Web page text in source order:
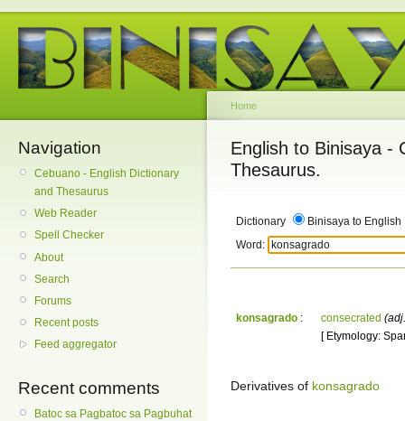
Navigation
Cebuano - English Dictionary
and Thesaurus
Web Reader
Spell Checker
About
Search
Forums
Recent posts
Feed aggregator
Recent comments
Batoc sa Pagbatoc sa Pagbuhat
Home
English to Binisaya -
Thesaurus.
Dictionary
Binisaya to English
Word:
konsagrado : consecrated
[ Etymology:
Derivatives of konsagrado